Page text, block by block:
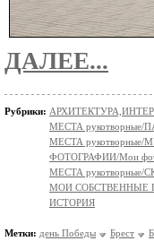
ДАЛЕЕ...
Рубрики:
МЕСТА рукотворные/
МЕСТА рукотворные/
ФОТОГРАФИИ/Мои
МЕСТА
МОИ СОБСТВЕННЫЕ
ИСТОРИЯ
Метки: день Победы Брест